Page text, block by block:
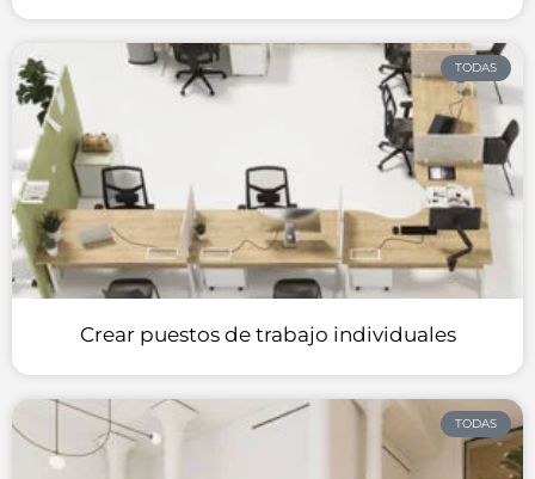
TODAS
Crear puestos de trabajo individuales
TODAS